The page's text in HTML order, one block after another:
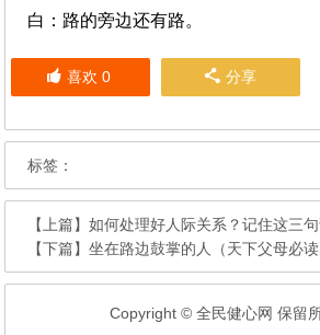
白：路的旁边还有路。
喜欢 0 分享
标签：
【上篇】如何处理好人际关系？记住这三句
【下篇】坐在路边鼓掌的人（天下父母必读
Copyright © 全民健心网 保留